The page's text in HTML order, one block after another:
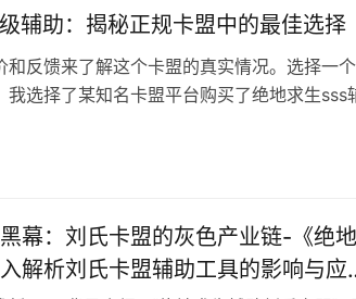
家卡盟平台价格最低全面对比
辅助：揭秘正规卡盟中的最佳选择